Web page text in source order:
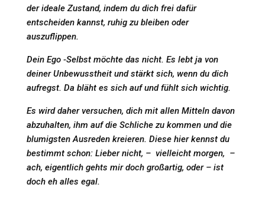
der ideale Zustand, indem du dich frei dafür
entscheiden kannst, ruhig zu bleiben oder
auszuflippen.
Dein Ego -Selbst möchte das nicht. Es lebt ja von
deiner Unbewusstheit und stärkt sich, wenn du dich
aufregst. Da bläht es sich auf und fühlt sich wichtig.
Es wird daher versuchen, dich mit allen Mitteln davon
abzuhalten, ihm auf die Schliche zu kommen und die
blumigsten Ausreden kreieren. Diese hier kennst du
bestimmt schon: Lieber nicht, – vielleicht morgen, –
ach, eigentlich gehts mir doch großartig, oder – ist
doch eh alles egal.